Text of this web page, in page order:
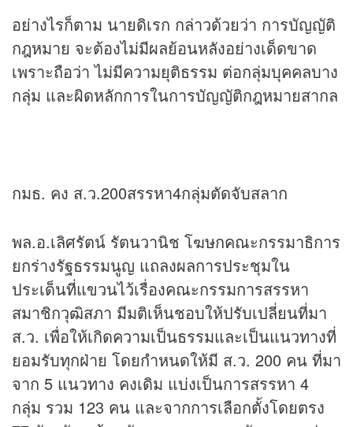
อย่างไรก็ตาม นายดิเรก กล่าวด้วยว่า การบัญญัติ
กฎหมาย จะต้องไม่มีผลย้อนหลังอย่างเด็ดขาด
เพราะถือว่า ไม่มีความยุติธรรม ต่อกลุ่มบุคคลบาง
กลุ่ม และผิดหลักการในการบัญญัติกฎหมายสากล
กมธ. คง ส.ว.200สรรหา4กลุ่มตัดจับสลาก
พล.อ.เลิศรัตน์ รัตนวานิช โฆษกคณะกรรมาธิการ
ยกร่างรัฐธรรมนูญ แถลงผลการประชุมใน
ประเด็นที่แขวนไว้เรื่องคณะกรรมการสรรหา
สมาชิกวุฒิสภา มีมติเห็นชอบให้ปรับเปลี่ยนที่มา
ส.ว. เพื่อให้เกิดความเป็นธรรมและเป็นแนวทางที่
ยอมรับทุกฝ่าย โดยกำหนดให้มี ส.ว. 200 คน ที่มา
จาก 5 แนวทาง คงเดิม แบ่งเป็นการสรรหา 4
กลุ่ม รวม 123 คน และจากการเลือกตั้งโดยตรง